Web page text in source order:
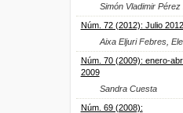
Simón Vladimir Pérez
Núm. 72 (2012): Julio 2012
Aixa Eljuri Febres,
Núm. 70 (2009): enero-
2009
Sandra Cuesta
Núm. 69 (2008):